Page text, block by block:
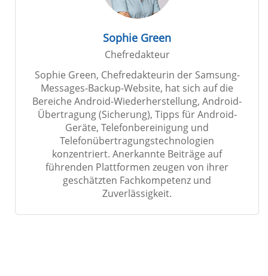
Sophie Green
Chefredakteur
Sophie Green, Chefredakteurin der Samsung-
Messages-Backup-Website, hat sich auf die
Bereiche Android-Wiederherstellung, Android-
Übertragung (Sicherung), Tipps für Android-
Geräte, Telefonbereinigung und
Telefonübertragungstechnologien
konzentriert. Anerkannte Beiträge auf
führenden Plattformen zeugen von ihrer
geschätzten Fachkompetenz und
Zuverlässigkeit.